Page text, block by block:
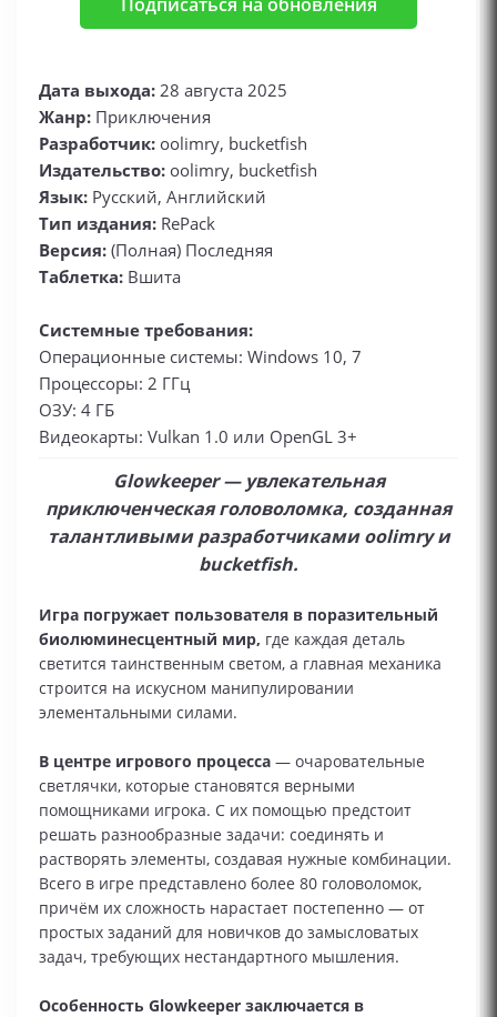
Дата выхода: 28 августа 2025
Жанр: Приключения
Разработчик: oolimry, bucketfish
Издательство: oolimry, bucketfish
Язык: Русский, Английский
Тип издания: RePack
Версия: (Полная) Последняя
Таблетка: Вшита
Системные требования:
Операционные системы: Windows 10, 7
Процессоры: 2 ГГц
ОЗУ: 4 ГБ
Видеокарты: Vulkan 1.0 или OpenGL 3+
Glowkeeper — увлекательная
приключенческая головоломка, созданная
талантливыми разработчиками oolimry и
bucketfish.
Игра погружает пользователя в поразительный
биолюминесцентный мир, где каждая деталь
светится таинственным светом, а главная механика
строится на искусном манипулировании
элементальными силами.
В центре игрового процесса — очаровательные
светлячки, которые становятся верными
помощниками игрока. С их помощью предстоит
решать разнообразные задачи: соединять и
растворять элементы, создавая нужные комбинации.
Всего в игре представлено более 80 головоломок,
причём их сложность нарастает постепенно — от
простых заданий для новичков до замысловатых
задач, требующих нестандартного мышления.
Особенность Glowkeeper заключается в